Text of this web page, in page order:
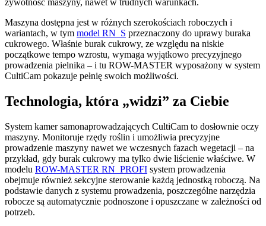
żywotność maszyny, nawet w trudnych warunkach.
Maszyna dostępna jest w różnych szerokościach roboczych i
wariantach, w tym model RN_S przeznaczony do uprawy buraka
cukrowego. Właśnie burak cukrowy, ze względu na niskie
początkowe tempo wzrostu, wymaga wyjątkowo precyzyjnego
prowadzenia pielnika – i tu ROW-MASTER wyposażony w system
CultiCam pokazuje pełnię swoich możliwości.
Technologia, która „widzi” za Ciebie
System kamer samonaprowadzających CultiCam to dosłownie oczy
maszyny. Monitoruje rzędy roślin i umożliwia precyzyjne
prowadzenie maszyny nawet we wczesnych fazach wegetacji – na
przykład, gdy burak cukrowy ma tylko dwie liścienie właściwe. W
modelu ROW-MASTER RN_PROFI system prowadzenia
obejmuje również sekcyjne sterowanie każdą jednostką roboczą. Na
podstawie danych z systemu prowadzenia, poszczególne narzędzia
robocze są automatycznie podnoszone i opuszczane w zależności od
potrzeb.